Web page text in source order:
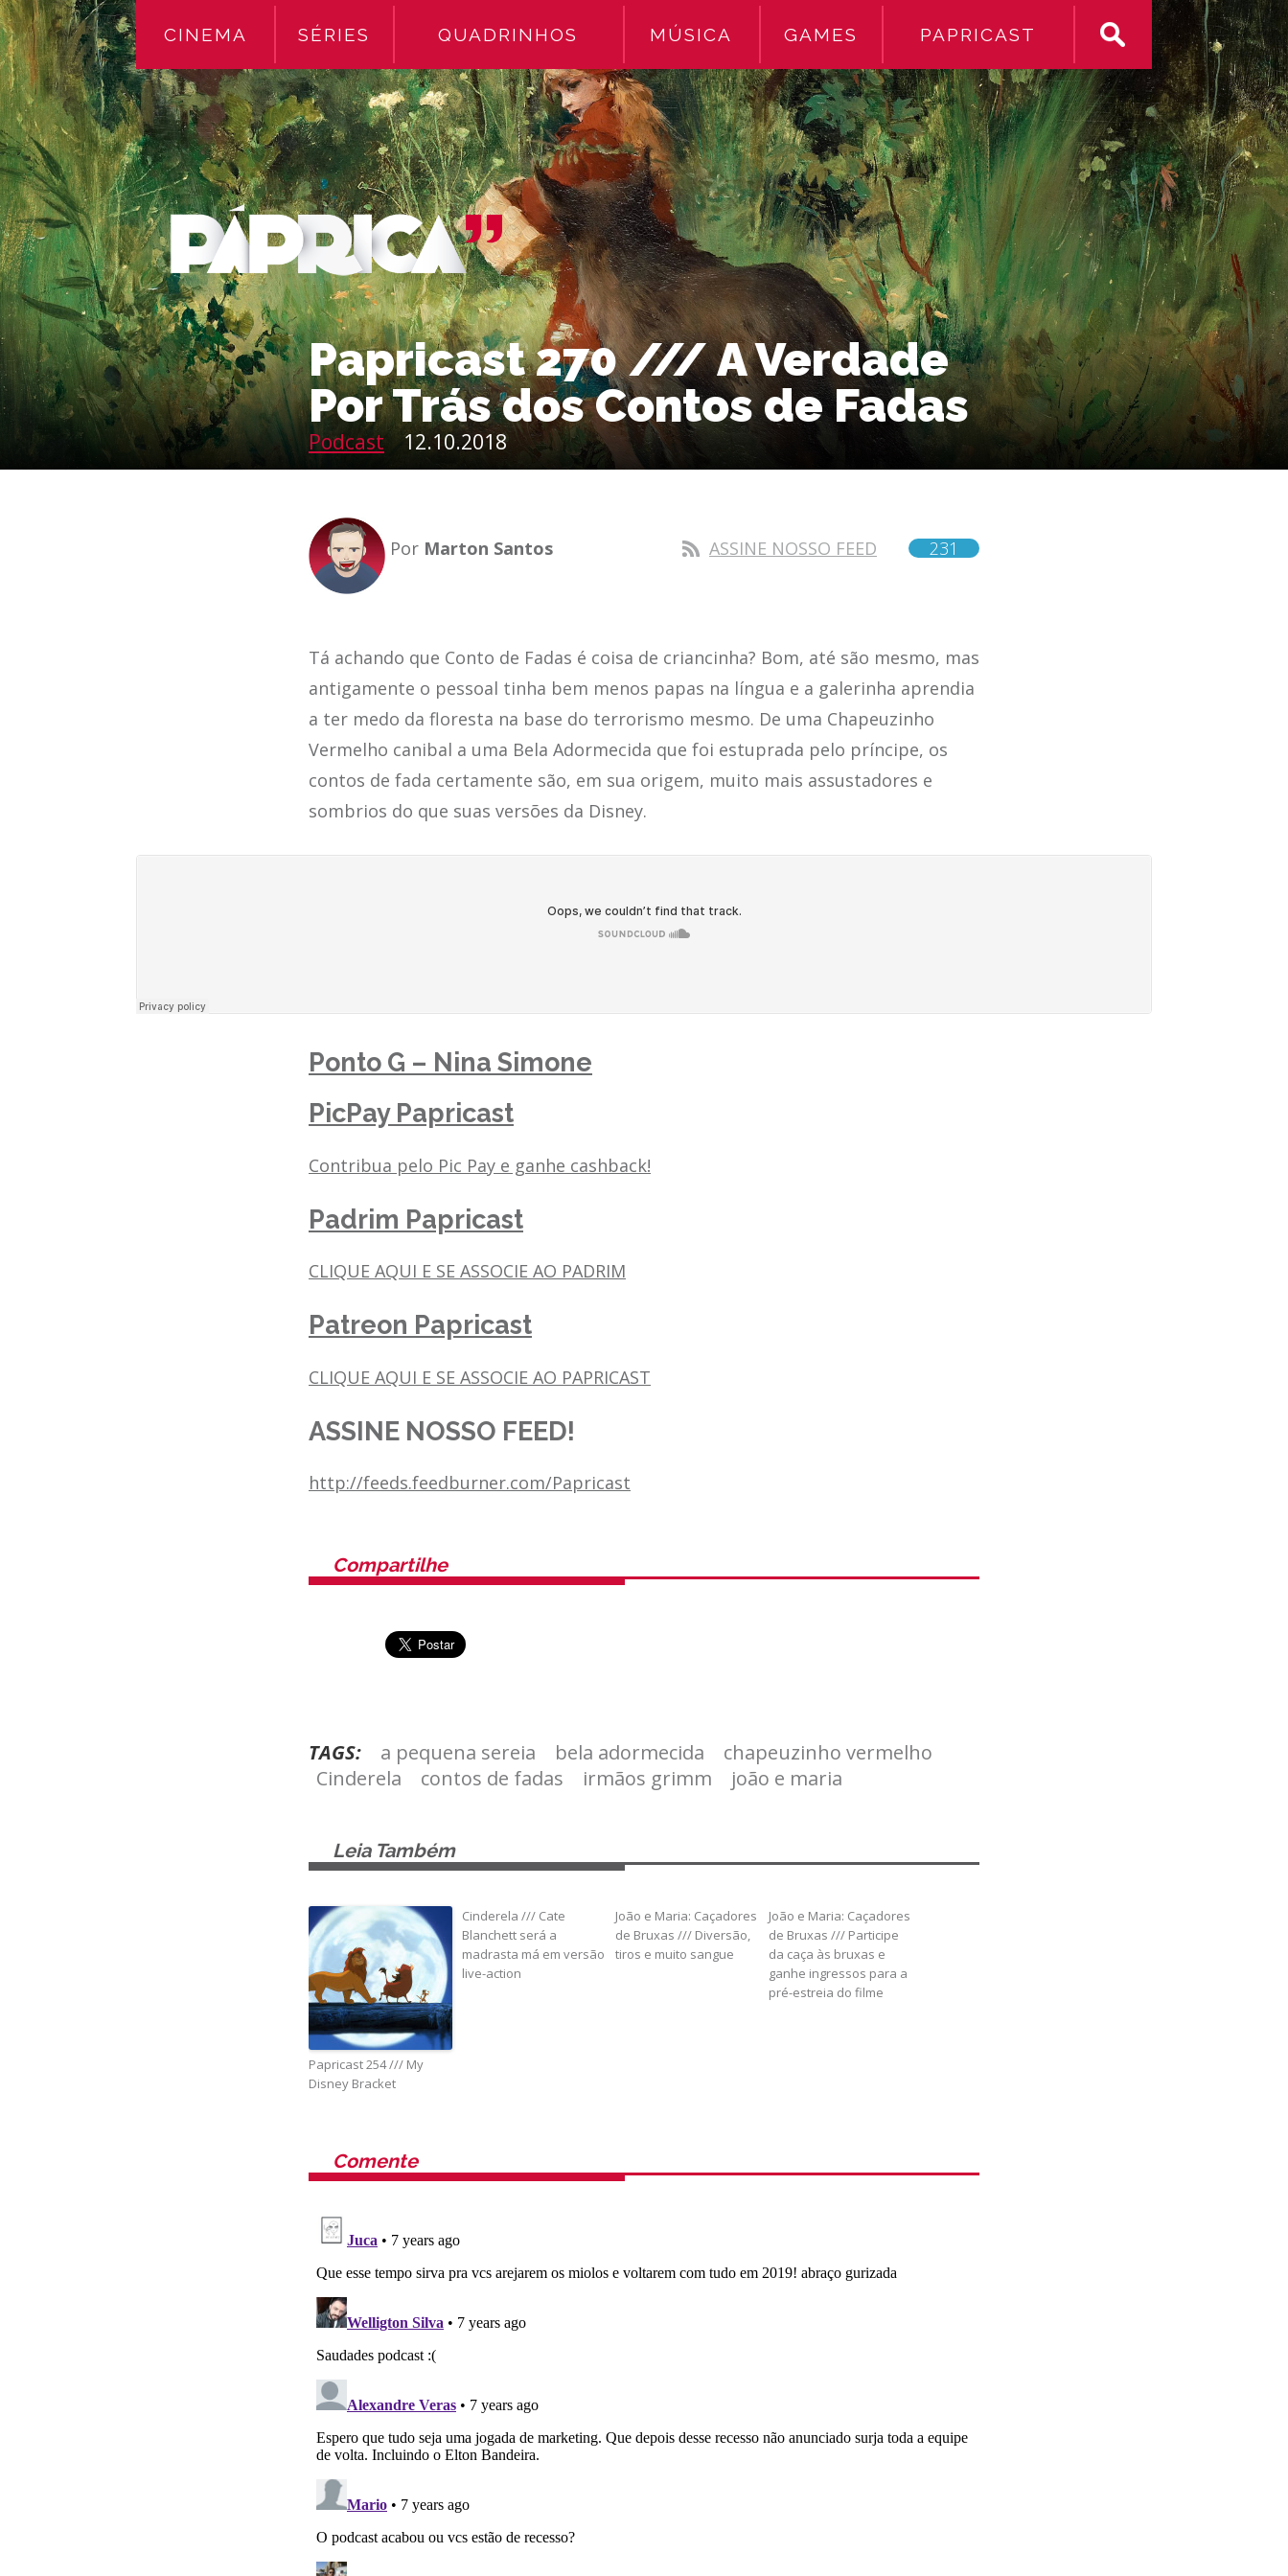
CINEMA SÉRIES QUADRINHOS MÚSICA GAMES PAPRICAST
Papricast 270 /// A Verdade
Por Trás dos Contos de Fadas
Podcast 12.10.2018
Por Marton Santos ASSINE NOSSO FEED 231
Tá achando que Conto de Fadas é coisa de criancinha? Bom, até são mesmo, mas
antigamente o pessoal tinha bem menos papas na língua e a galerinha aprendia
a ter medo da floresta na base do terrorismo mesmo. De uma Chapeuzinho
Vermelho canibal a uma Bela Adormecida que foi estuprada pelo príncipe, os
contos de fada certamente são, em sua origem, muito mais assustadores e
sombrios do que suas versões da Disney.
Ponto G – Nina Simone
PicPay Papricast
Contribua pelo Pic Pay e ganhe cashback!
Padrim Papricast
CLIQUE AQUI E SE ASSOCIE AO PADRIM
Patreon Papricast
CLIQUE AQUI E SE ASSOCIE AO PAPRICAST
ASSINE NOSSO FEED!
http://feeds.feedburner.com/Papricast
Compartilhe
TAGS: a pequena sereia bela adormecida
chapeuzinho vermelho
Cinderela
contos de fadas irmãos grimm joão e maria
Leia Também
Papricast 254 /// My
Disney Bracket
Cinderela /// Cate
Blanchett será a
madrasta má em versão
live-action
João e Maria: Caçadores
de Bruxas /// Diversão,
tiros e muito sangue
João e Maria: Caçadores
de Bruxas /// Participe
da caça às bruxas e
ganhe ingressos para a
pré-estreia do filme
Comente